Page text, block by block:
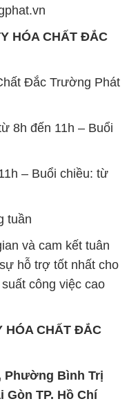
HÓA CHẤT ĐẮC
Đắc Trường Phát
8h đến 11h – Buổi
– Buổi chiều: từ
tuần
và cam kết tuân
hỗ trợ tốt nhất cho
công việc cao
HÓA CHẤT ĐẮC
Phường Bình Trị
Gòn TP. Hồ Chí